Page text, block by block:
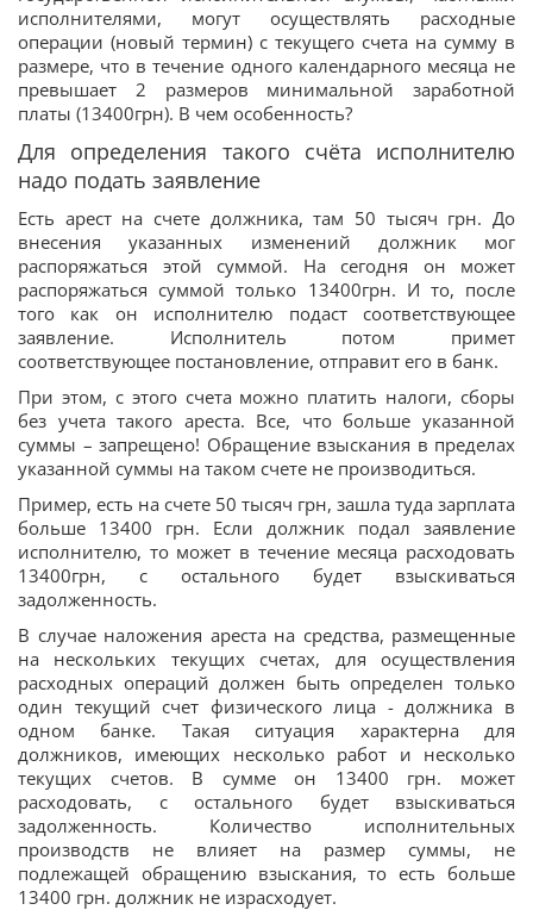
исполнителями, могут осуществлять расходные
операции (новый термин) с текущего счета на сумму в
размере, что в течение одного календарного месяца не
превышает 2 размеров минимальной заработной
платы (13400грн). В чем особенность?
Для определения такого счёта исполнителю
надо подать заявление
Есть арест на счете должника, там 50 тысяч грн. До
внесения указанных изменений должник мог
распоряжаться этой суммой. На сегодня он может
распоряжаться суммой только 13400грн. И то, после
того как он исполнителю подаст соответствующее
заявление. Исполнитель потом примет
соответствующее постановление, отправит его в банк.
При этом, с этого счета можно платить налоги, сборы
без учета такого ареста. Все, что больше указанной
суммы – запрещено! Обращение взыскания в пределах
указанной суммы на таком счете не производиться.
Пример, есть на счете 50 тысяч грн, зашла туда зарплата
больше 13400 грн. Если должник подал заявление
исполнителю, то может в течение месяца расходовать
13400грн, с остального будет взыскиваться
задолженность.
В случае наложения ареста на средства, размещенные
на нескольких текущих счетах, для осуществления
расходных операций должен быть определен только
один текущий счет физического лица - должника в
одном банке. Такая ситуация характерна для
должников, имеющих несколько работ и несколько
текущих счетов. В сумме он 13400 грн. может
расходовать, с остального будет взыскиваться
задолженность. Количество исполнительных
производств не влияет на размер суммы, не
подлежащей обращению взыскания, то есть больше
13400 грн. должник не израсходует.